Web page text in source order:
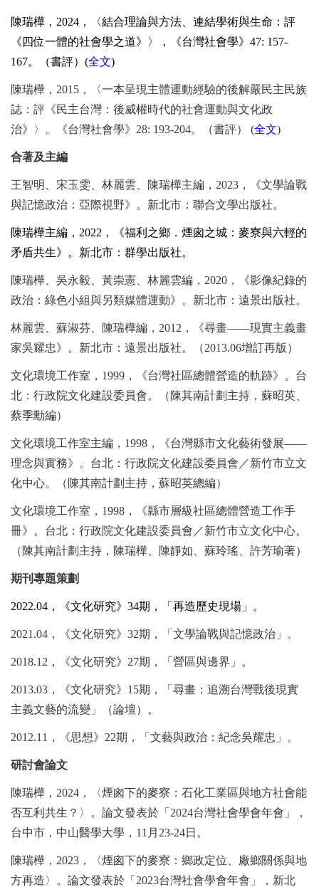
陳瑞樺， 2024 ，〈結合理論與方法、連結學術與生命：評
《四位一體的社會學之道》〉，《台灣社會學》 47: 157-
167。（書評） (全文)
陳瑞樺， 2015 ，〈一本呈現主體運動經驗的後解嚴民主民族
誌：評《民主台灣：後威權時代的社會運動與文化政
治》〉。《台灣社會學》 28: 193-204。（書評） (全文)
合著及主編
王智明、宋玉雯、林麗雲、陳瑞樺主編， 2023 ，《文學論戰
與記憶政治：亞際視野》。新北市：聯合文學出版社。
陳瑞樺主編， 2022 ，《福利之鄉．煙囪之城：麥寮與六輕的
矛盾共生》。新北市：群學出版社。
陳瑞樺、吳永毅、黃崇憲、林麗雲編， 2020 ，《影像紀錄的
政治：綠色小組與另類媒體運動》。新北市：遠景出版社。
林麗雲、蘇淑芬、陳瑞樺編， 2012 ，《尋畫——現實主義畫
家吳耀忠》。新北市：遠景出版社。（2013.06增訂再版）
文化環境工作室， 1999 ，《台灣社區總體營造的軌跡》。台
北：行政院文化建設委員會。（陳其南計劃主持，蘇昭英、
蔡季勳編）
文化環境工作室主編， 1998 ，《台灣縣市文化藝術發展——
理念與實務》。台北：行政院文化建設委員會／新竹市立文
化中心。（陳其南計劃主持，蘇昭英總編）
文化環境工作室， 1998 ，《縣市層級社區總體營造工作手
冊》。台北：行政院文化建設委員會／新竹市立文化中心。
（陳其南計劃主持，陳瑞樺、陳靜如、蘇玲瑤、許芳瑜著）
期刊專題策劃
2022.04 ，《文化研究》 34期，「再造歷史現場」。
2021.04 ，《文化研究》 32期，「文學論戰與記憶政治」。
2018.12 ，《文化研究》 27期，「營區與邊界」。
2013.03 ，《文化研究》 15期，「尋畫：追溯台灣戰後現實
主義文藝的流變」（論壇）。
2012.11 ，《思想》 22期，「文藝與政治：紀念吳耀忠」。
研討會論文
陳瑞樺， 2024 ，〈煙囪下的麥寮：石化工業區與地方社會能
否互利共生？〉。論文發表於「 2024台灣社會學會年會」，
台中市，中山醫學大學， 11 月 23-24日。
陳瑞樺， 2023 ，〈煙囪下的麥寮：鄉政定位、廠鄉關係與地
方再造〉。論文發表於「 2023台灣社會學會年會」，新北